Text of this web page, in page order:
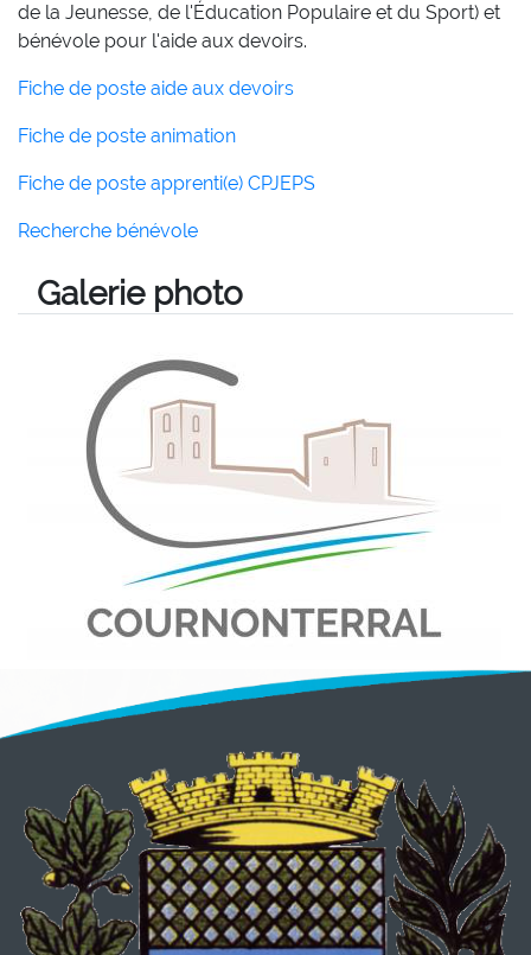
de la Jeunesse, de l'Éducation Populaire et du Sport) et
bénévole pour l'aide aux devoirs.
Fiche de poste aide aux devoirs
Fiche de poste animation
Fiche de poste apprenti(e) CPJEPS
Recherche bénévole
Galerie photo